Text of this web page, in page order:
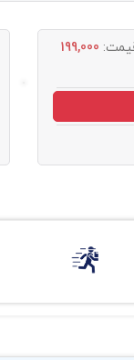
199,000